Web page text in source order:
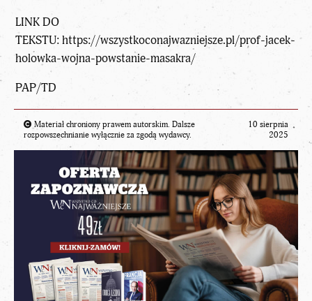
LINK DO
TEKSTU:https://wszystkoconajwazniejsze.pl/prof-jacek-
holowka-wojna-powstanie-masakra/
PAP/TD
Materiał chroniony prawem autorskim. Dalsze
rozpowszechnianie wyłącznie za zgodą wydawcy.
10 sierpnia
2025